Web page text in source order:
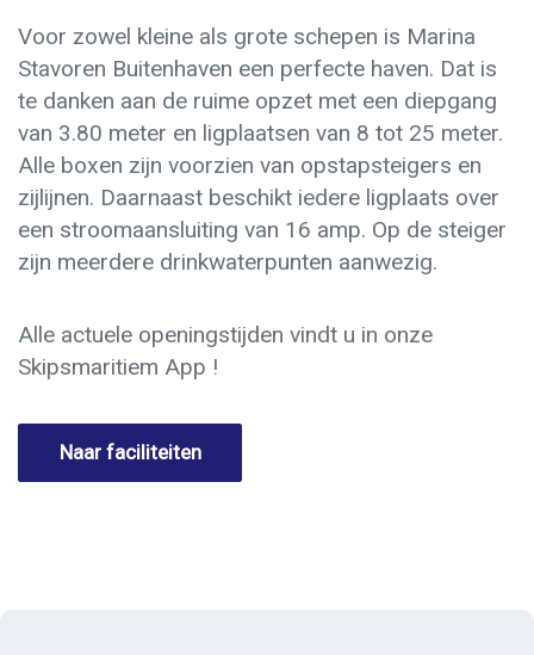
Voor zowel kleine als grote schepen is Marina
Stavoren Buitenhaven een perfecte haven. Dat is
te danken aan de ruime opzet met een diepgang
van 3.80 meter en ligplaatsen van 8 tot 25 meter.
Alle boxen zijn voorzien van opstapsteigers en
zijlijnen. Daarnaast beschikt iedere ligplaats over
een stroomaansluiting van 16 amp. Op de steiger
zijn meerdere drinkwaterpunten aanwezig.
Alle actuele openingstijden vindt u in onze
Skipsmaritiem App !
Naar faciliteiten